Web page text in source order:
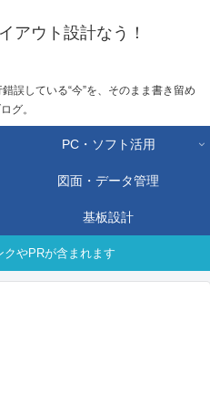
アウト設計なう！
誤している“今”を、そのまま書き留め
グ。
PC・ソフト活用
図面・データ管理
基板設計
やPRが含まれます